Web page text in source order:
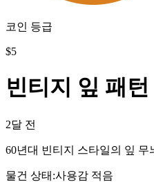
코인 등급
$5
빈티지 잎 패
2달 전
60년대 빈티지 스타일의 잎
물건 상태 :사용감 적음